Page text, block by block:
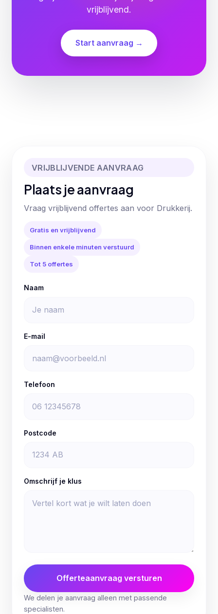
vrijblijvend.
Start aanvraag →
VRIJBLIJVENDE AANVRAAG
Plaats je aanvraag
Vraag vrijblijvend offertes aan voor Drukkerij.
Gratis en vrijblijvend
Binnen enkele minuten verstuurd
Tot 5 offertes
Naam
E-mail
Telefoon
Postcode
Omschrijf je klus
Offerteaanvraag versturen
We delen je aanvraag alleen met passende
specialisten.